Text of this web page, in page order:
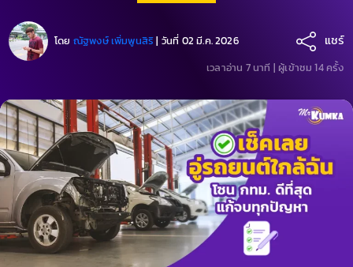
โดย ณัฐพงษ์ เพิ่มพูนสิริ| วันที่ 02 มี.ค. 2026 แชร์
เวลาอ่าน 7 นาที | ผู้เข้าชม 14 ครั้ง